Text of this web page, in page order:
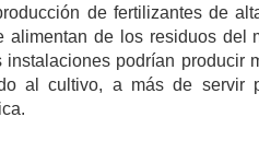
de fertilizantes de
de los residuos del
podrían producir
al cultivo, a más de servir